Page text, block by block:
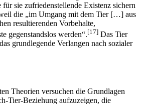
weiter und sagt, dass insbesondere
durch die Bindung zu Tieren in
sie zufriedenstellende Existenz sichern
die „im Umgang mit dem Tier […] aus
resultierenden Vorbehalte,
gegenstandslos werden“.